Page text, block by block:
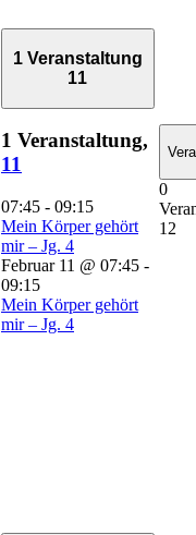
1 Veranstaltung
11
1 Veranstaltung,
11
07:45 - 09:15
Mein Körper gehört
mir – Jg. 4
Februar 11 @ 07:45 -
09:15
Mein Körper gehört
mir – Jg. 4
0
12